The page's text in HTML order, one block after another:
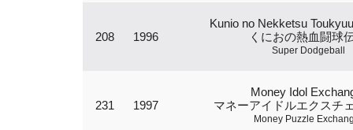
208 1996
Kunio no Nekketsu
くにおの熱血闘球
Super Dodgeball
231 1997
Money Idol
マネーアイドルエクスチ
Money Puzzle